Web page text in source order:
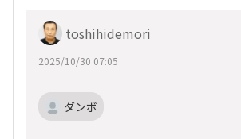
toshihidemori
2025/10/30 07:05
ダンボ